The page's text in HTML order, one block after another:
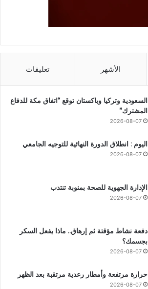
الأشهر تعليقات
السعودية وتركيا وباكستان توقع “اتفاق مكة للدفاع
المشترك”
2026-08-07
اليوم : انطلاق الدورة النهائية للتوجيه الجامعي
2026-08-07
الإدارة الجهوية للصحة بمنوبة تنتدب
2026-08-07
دفعة نشاط مؤقتة ثم إرهاق.. ماذا يفعل السكر
بجسمك؟
2026-08-07
حرارة مرتفعة وأمطار رعدية مرتقبة بعد الظهر
2026-08-07